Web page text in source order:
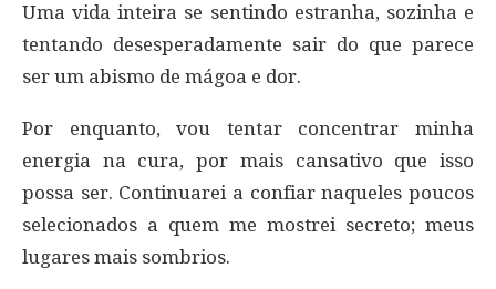
Uma vida inteira se sentindo estranha, sozinha e
tentando desesperadamente sair do que parece
ser um abismo de mágoa e dor.
Por enquanto, vou tentar concentrar minha
energia na cura, por mais cansativo que isso
possa ser. Continuarei a confiar naqueles poucos
selecionados a quem me mostrei secreto; meus
lugares mais sombrios.